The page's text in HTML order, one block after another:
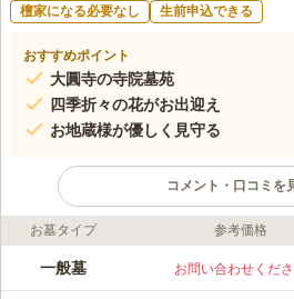
檀家になる必要なし 生前申込できる
おすすめポイント
大圓寺の寺院墓苑
四季折々の花がお出迎え
お地蔵様が優しく見守る
コメント・口コミを
ライフドット編集部のコメント
塩田平を一望することができる雄
お墓タイプ 参考価格
一般墓 お問い合わせくだ